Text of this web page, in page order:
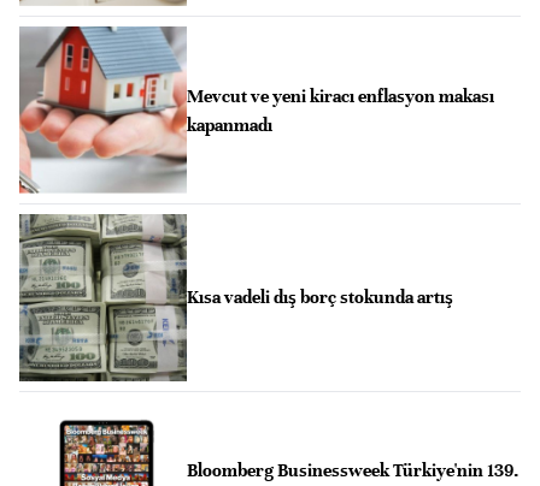
Mevcut ve yeni kiracı enflasyon makası
kapanmadı
Kısa vadeli dış borç stokunda artış
Bloomberg Businessweek Türkiye'nin 139.